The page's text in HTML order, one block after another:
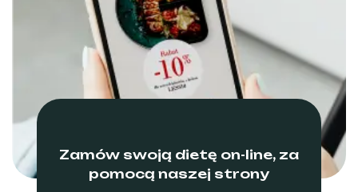
Zamów swoją dietę on-line, za
pomocą naszej strony